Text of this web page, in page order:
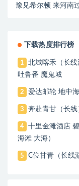
豫见希尔顿 来河南过大年
下载热度排行榜
1
北域喀禾（长
吐鲁番 魔鬼城
2 爱达邮轮 地中
3 奔赴青甘（长
4
十里金滩酒店
海滩 大海）
5 C位甘青（长线